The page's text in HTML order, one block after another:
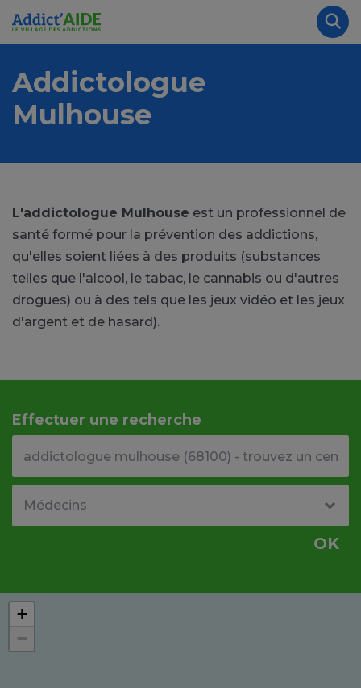
Aller au contenu principal
Addictologue
Mulhouse
L'addictologue Mulhouse est un professionnel de
santé formé pour la prévention des addictions,
qu'elles soient liées à des produits (substances
telles que l'alcool, le tabac, le cannabis ou d'autres
drogues) ou à des tels que les jeux vidéo et les jeux
d'argent et de hasard).
Effectuer une recherche
OK
+
−
Panneau de gestion des cookies